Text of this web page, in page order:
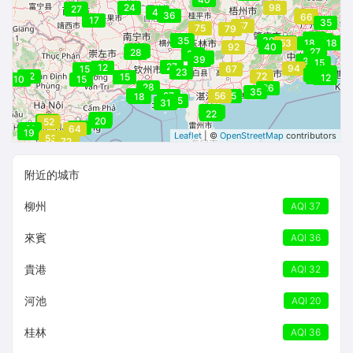
31
30
14
36
12
27
11
61
15
31
30
17
35
26
29
42
57
66
71
35
32
21
25
12
14
28
26
29
47
18
12
15
40
19 64
20
27
10
53
15
45
18
17
24
67
72
32
98
79
72
39
75
15
39
15
23
29
22
52
18
10
39
21 50
21
42
17
12
15
27
27
17
56 35
28
53
92
58
39
35
18
94
15
15
27
35
22
52
Leaflet | © OpenStreetMap contributors
附近的城市
柳州 AQI 37
來賓 AQI 36
貴港 AQI 32
河池 AQI 20
桂林 AQI 36